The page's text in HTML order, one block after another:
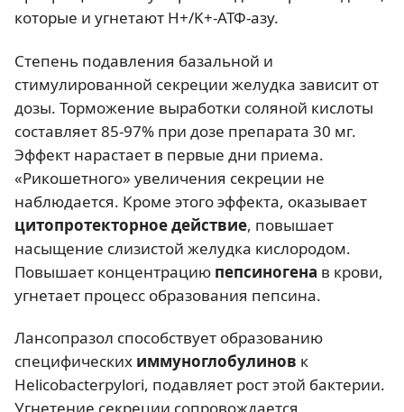
которые и угнетают H+/K+-АТФ-азу.
Степень подавления базальной и
стимулированной секреции желудка зависит от
дозы. Торможение выработки соляной кислоты
составляет 85-97% при дозе препарата 30 мг.
Эффект нарастает в первые дни приема.
«Рикошетного» увеличения секреции не
наблюдается. Кроме этого эффекта, оказывает
цитопротекторное действие, повышает
насыщение слизистой желудка кислородом.
Повышает концентрацию пепсиногена в крови,
угнетает процесс образования пепсина.
Лансопразол способствует образованию
специфических иммуноглобулинов к
Helicobacterpylori, подавляет рост этой бактерии.
Угнетение секреции сопровождается